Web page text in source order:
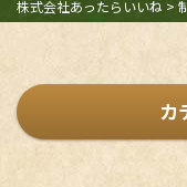
お問い合わせ
株式会社あったらいいね >
カ